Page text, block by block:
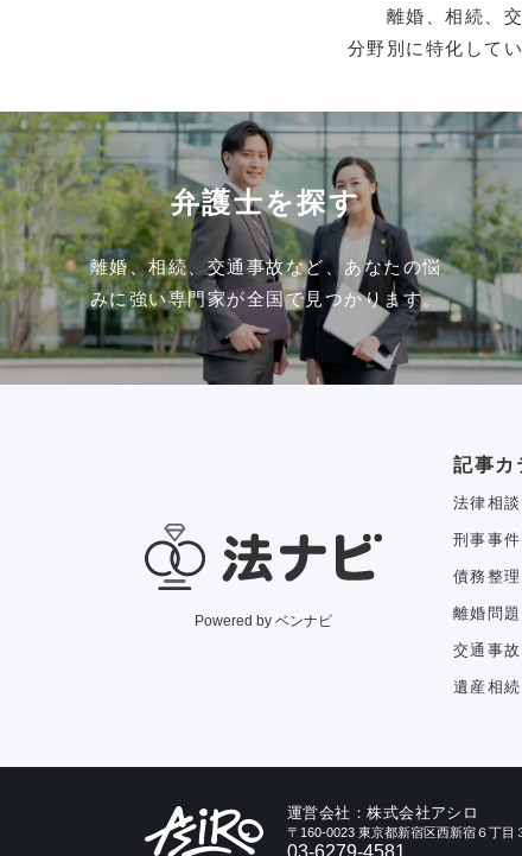
離婚、相続、
分野別に特化して
弁護士を探す
離婚、相続、交通事故など、あなたの悩
みに強い専門家が全国で見つかります。
Powered by ベンナビ
記事カ
法律相談
刑事事件
債務整理
離婚問題
交通事故
遺産相続
運営会社：株式会社アシロ
〒160-0023 東京都新宿区西新宿６丁目
03-6279-4581